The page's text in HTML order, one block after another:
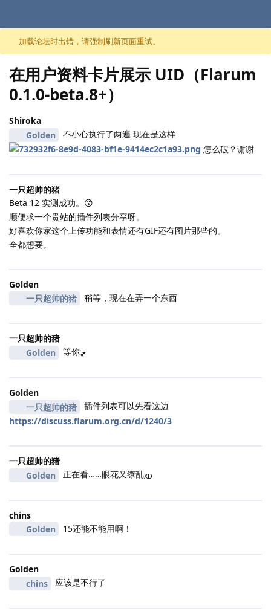
跳至内容
加载论坛时出错，请强制刷新页面重试。
在用户资料卡片展示 UID（Flarum
0.1.0-beta.8+）
Shiroka
Golden
不小心执行了两遍 现在是这样
怎么破？谢谢
一只超帅的猪
Beta 12 实测成功。😙
顺便求一个贵站的插件列表分享呀。
好喜欢你家这个上传功能和表情还有GIF还有图片那些的。
全都想要。
Golden
一只超帅的猪
稍等，现在在弄一个东西
一只超帅的猪
Golden
等你💕
Golden
一只超帅的猪
插件列表可以先看这边
https://discuss.flarum.org.cn/d/1240/3
一只超帅的猪
Golden
正在看……眼花又缭乱XD
chins
Golden
15还能不能用啊！
Golden
chins
应该是不行了